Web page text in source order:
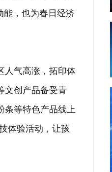
能，也为春日经济
人气高涨，拓印体
文创产品备受青
条等特色产品线上
体验活动，让孩